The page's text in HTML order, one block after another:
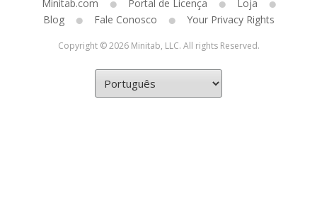
Minitab.com Portal de Licença
Loja
Blog
Fale Conosco Your Privacy Rights
Copyright © 2026 Minitab, LLC. All rights Reserved.